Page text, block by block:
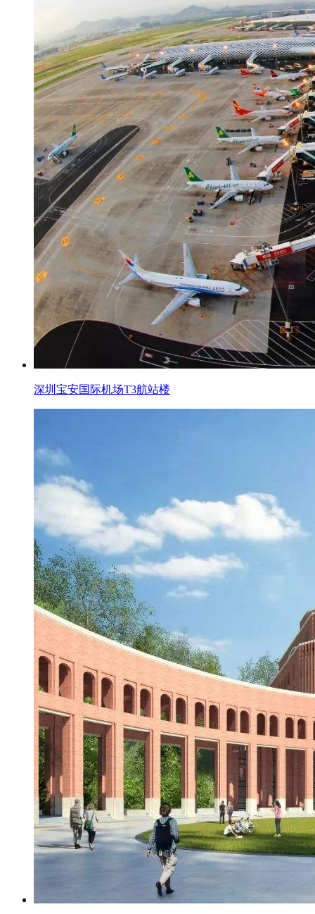
深圳宝安国际机场T3航站楼